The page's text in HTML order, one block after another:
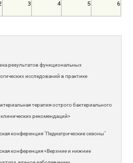
3 4 5 6
результатов функциональных
исследований в практике
терапия острого бактериального
рекомендаций»
конференция "Педиатрические сезоны"
конференция «Верхние и нижние